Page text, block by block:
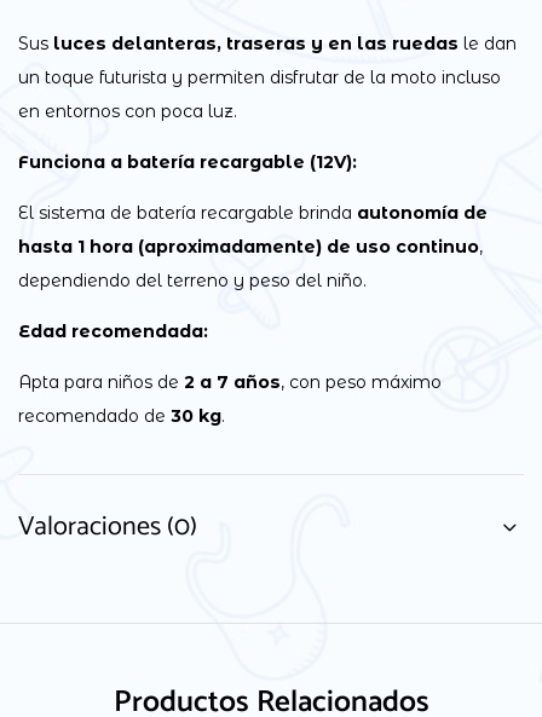
Sus luces delanteras, traseras y en las ruedas le dan
un toque futurista y permiten disfrutar de la moto incluso
en entornos con poca luz.
Funciona a batería recargable (12V):
El sistema de batería recargable brinda autonomía de
hasta 1 hora (aproximadamente) de uso continuo,
dependiendo del terreno y peso del niño.
Edad recomendada:
Apta para niños de 2 a 7 años, con peso máximo
recomendado de 30 kg.
Valoraciones (0)
Productos Relacionados